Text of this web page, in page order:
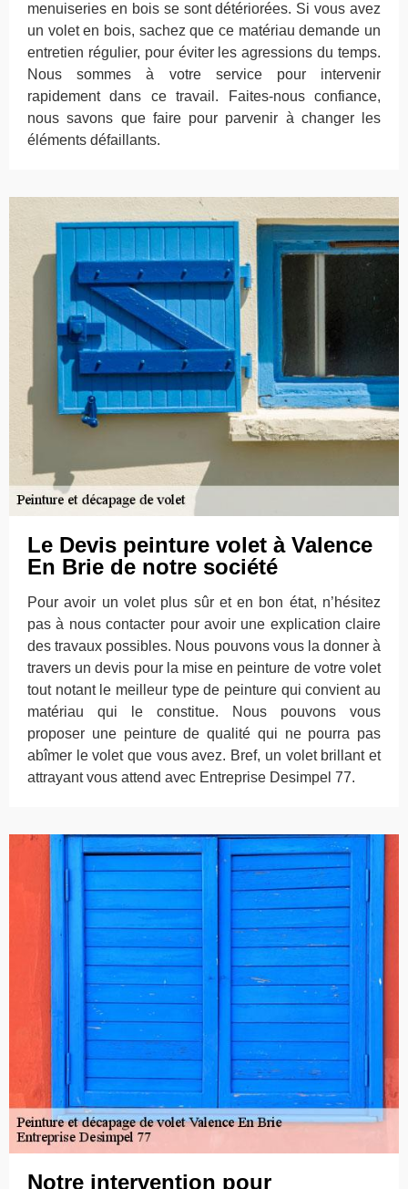
menuiseries en bois se sont détériorées. Si vous avez
un volet en bois, sachez que ce matériau demande un
entretien régulier, pour éviter les agressions du temps.
Nous sommes à votre service pour intervenir
rapidement dans ce travail. Faites-nous confiance,
nous savons que faire pour parvenir à changer les
éléments défaillants.
Le Devis peinture volet à Valence
En Brie de notre société
Pour avoir un volet plus sûr et en bon état, n’hésitez
pas à nous contacter pour avoir une explication claire
des travaux possibles. Nous pouvons vous la donner à
travers un devis pour la mise en peinture de votre volet
tout notant le meilleur type de peinture qui convient au
matériau qui le constitue. Nous pouvons vous
proposer une peinture de qualité qui ne pourra pas
abîmer le volet que vous avez. Bref, un volet brillant et
attrayant vous attend avec Entreprise Desimpel 77.
Notre intervention pour